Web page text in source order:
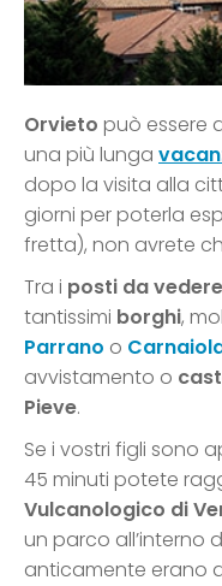
Orvieto può essere
una più lunga
dopo la visita alla
giorni per poterla
fretta), non avrete
Tra i posti da
tantissimi borghi,
Parrano o
avvistamento o
Pieve.
Se i vostri figli sono
45 minuti potete
Vulcanologico di
un parco all’interno
anticamente erano